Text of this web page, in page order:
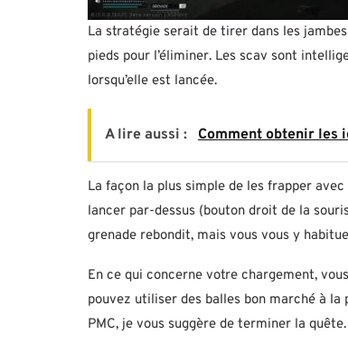
La stratégie serait de tirer dans les jambes
pieds pour l’éliminer. Les scav sont
lorsqu’elle est lancée.
A lire aussi : Comment obtenir les
La façon la plus simple de les frapper
lancer par-dessus (bouton droit de la
grenade rebondit, mais vous vous y
En ce qui concerne votre chargement,
pouvez utiliser des balles bon marché à
PMC, je vous suggère de terminer la